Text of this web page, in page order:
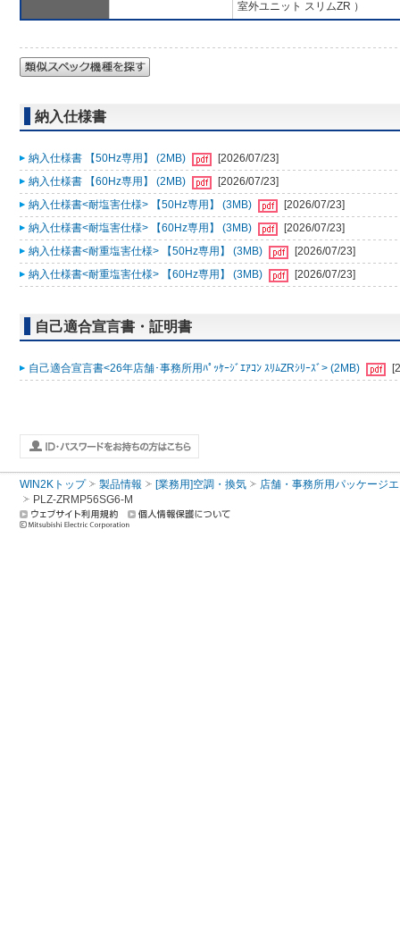
室外ユニット スリムZR ）
納入仕様書
納入仕様書 【50Hz専用】 (2MB)
[2026/07/23]
納入仕様書 【60Hz専用】 (2MB)
[2026/07/23]
納入仕様書<耐塩害仕様> 【50Hz専用】 (3MB)
[2026/07/23]
納入仕様書<耐塩害仕様> 【60Hz専用】 (3MB)
[2026/07/23]
納入仕様書<耐重塩害仕様> 【50Hz専用】 (3MB)
[2026/07/23]
納入仕様書<耐重塩害仕様> 【60Hz専用】 (3MB)
[2026/07/23]
自己適合宣言書・証明書
自己適合宣言書<26年店舗･事務所用ﾊﾟｯｹｰｼﾞｴｱｺﾝ ｽﾘﾑZRｼﾘｰｽﾞ> (2MB)
WIN2Kトップ 製品情報 [業務用]空調・換気
店舗・事務所用パッケージ
PLZ-ZRMP56SG6-M